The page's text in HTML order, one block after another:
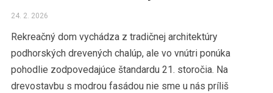
24. 2. 2026
Rekreačný dom vychádza z tradičnej architektúry
podhorských drevených chalúp, ale vo vnútri ponúka
pohodlie zodpovedajúce štandardu 21. storočia. Na
drevostavbu s modrou fasádou nie sme u nás príliš